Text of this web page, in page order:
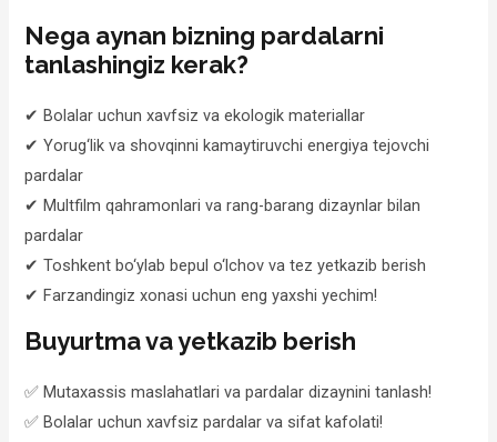
Nega aynan bizning pardalarni
tanlashingiz kerak?
✔ Bolalar uchun xavfsiz va ekologik materiallar
✔ Yorug‘lik va shovqinni kamaytiruvchi energiya tejovchi
pardalar
✔ Multfilm qahramonlari va rang-barang dizaynlar bilan
pardalar
✔ Toshkent bo‘ylab bepul o‘lchov va tez yetkazib berish
✔ Farzandingiz xonasi uchun eng yaxshi yechim!
Buyurtma va yetkazib berish
✅ Mutaxassis maslahatlari va pardalar dizaynini tanlash!
✅ Bolalar uchun xavfsiz pardalar va sifat kafolati!